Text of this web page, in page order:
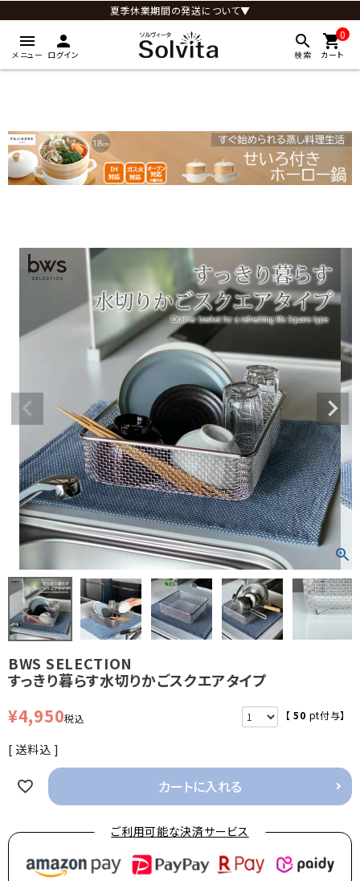
夏季休業期間の発送について▼
menu
メニュー
person
ログイン
search
検索
0
shopping_cart
カート
BWS SELECTION
すっきり暮らす水切りかごスクエアタイプ
¥4,950税込 【 50 pt付与】
送料込
カートに入れる
ご利用可能な決済サービス